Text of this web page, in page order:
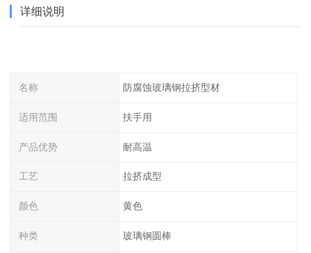
详细说明
名称 防腐蚀玻璃钢拉挤型材
适用范围 扶手用
产品优势 耐高温
工艺 拉挤成型
颜色 黄色
种类 玻璃钢圆棒